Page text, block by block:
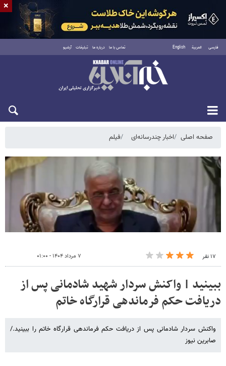
فارسی العربية English تماس با ما درباره ما تبلیغات آرشیو
شنبه ۱۷ مرداد ۱۴۰۵
صفحه اصلی اخبار چندرسانه‌ای فیلم
۱۷ نفر ۷ مرداد ۱۴۰۴ - ۰۱:۰۰
ببینید | واکنش سردار شهید شادمانی پس از
دریافت حکم فرماندهی قرارگاه خاتم
واکنش سردار شادمانی پس از دریافت حکم فرماندهی قرارگاه خاتم را ببینید./
صابرین نیوز
×